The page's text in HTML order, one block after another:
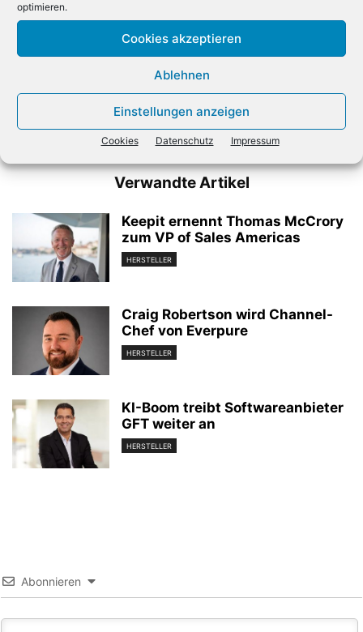
optimieren.
Cookies akzeptieren
Ablehnen
Einstellungen anzeigen
Cookies Datenschutz Impressum
Deutschland in der
Spitzengruppe beim
Breitbandausbau
„Jeder SAP-Partner muss
auseinandersetzen“
Verwandte Artikel
Keepit ernennt Thomas McCrory
zum VP of Sales Americas
HERSTELLER
Craig Robertson wird Channel-
Chef von Everpure
HERSTELLER
KI-Boom treibt Softwareanbieter
GFT weiter an
HERSTELLER
Abonnieren